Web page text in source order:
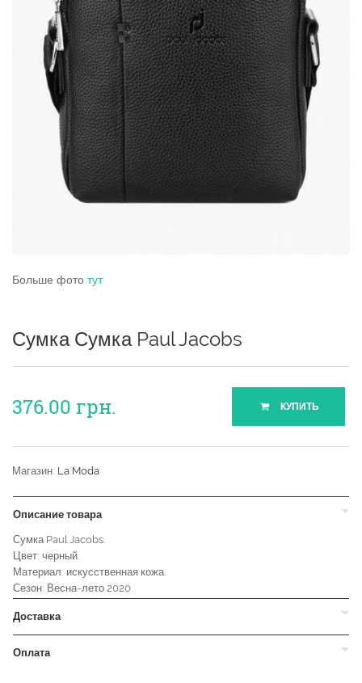
Больше фото тут
Сумка Сумка Paul Jacobs
376.00 грн. КУПИТЬ
Магазин: La Moda
Описание товара
Сумка Paul Jacobs.
Цвет: черный.
Материал: искусственная кожа.
Сезон: Весна-лето 2020.
Доставка
Оплата